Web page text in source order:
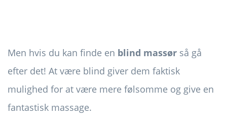
Men hvis du kan finde en blind massør så gå
efter det! At være blind giver dem faktisk
mulighed for at være mere følsomme og give en
fantastisk massage.